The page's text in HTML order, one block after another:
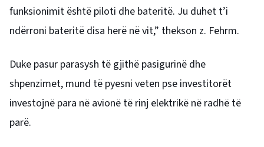
funksionimit është piloti dhe bateritë. Ju duhet t’i
ndërroni bateritë disa herë në vit,” thekson z. Fehrm.
Duke pasur parasysh të gjithë pasigurinë dhe
shpenzimet, mund të pyesni veten pse investitorët
investojnë para në avionë të rinj elektrikë në radhë të
parë.